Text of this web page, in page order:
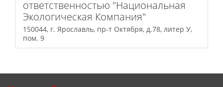
ответственностью "Национальная
Экологическая Компания"
150044, г. Ярославль, пр-т Октября, д.78, литер У,
пом. 9